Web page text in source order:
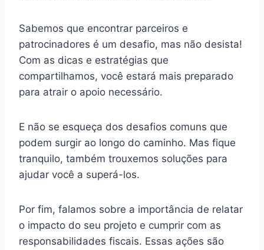
Sabemos que encontrar parceiros e
patrocinadores é um desafio, mas não desista!
Com as dicas e estratégias que
compartilhamos, você estará mais preparado
para atrair o apoio necessário.
E não se esqueça dos desafios comuns que
podem surgir ao longo do caminho. Mas fique
tranquilo, também trouxemos soluções para
ajudar você a superá-los.
Por fim, falamos sobre a importância de relatar
o impacto do seu projeto e cumprir com as
responsabilidades fiscais. Essas ações são